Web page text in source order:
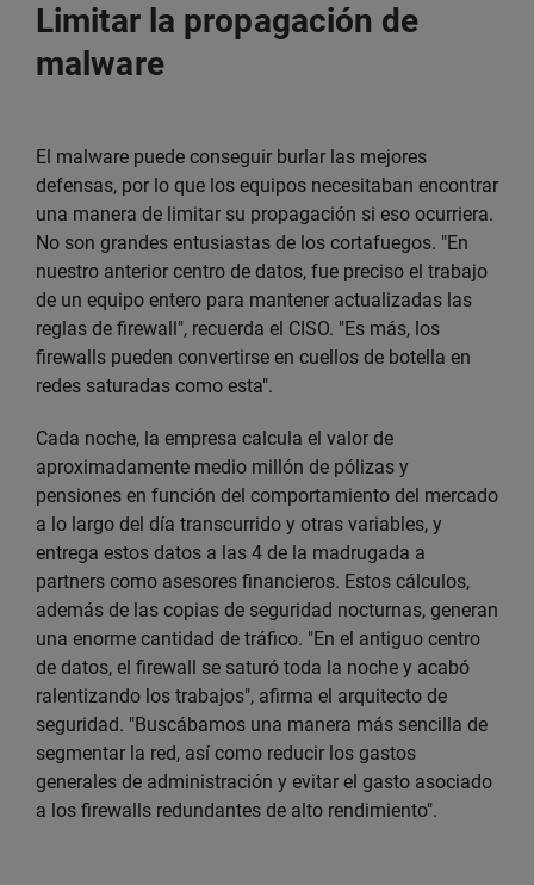
Limitar la propagación de
malware
El malware puede conseguir burlar las mejores
defensas, por lo que los equipos necesitaban encontrar
una manera de limitar su propagación si eso ocurriera.
No son grandes entusiastas de los cortafuegos. "En
nuestro anterior centro de datos, fue preciso el trabajo
de un equipo entero para mantener actualizadas las
reglas de firewall", recuerda el CISO. "Es más, los
firewalls pueden convertirse en cuellos de botella en
redes saturadas como esta".
Cada noche, la empresa calcula el valor de
aproximadamente medio millón de pólizas y
pensiones en función del comportamiento del mercado
a lo largo del día transcurrido y otras variables, y
entrega estos datos a las 4 de la madrugada a
partners como asesores financieros. Estos cálculos,
además de las copias de seguridad nocturnas, generan
una enorme cantidad de tráfico. "En el antiguo centro
de datos, el firewall se saturó toda la noche y acabó
ralentizando los trabajos", afirma el arquitecto de
seguridad. "Buscábamos una manera más sencilla de
segmentar la red, así como reducir los gastos
generales de administración y evitar el gasto asociado
a los firewalls redundantes de alto rendimiento".